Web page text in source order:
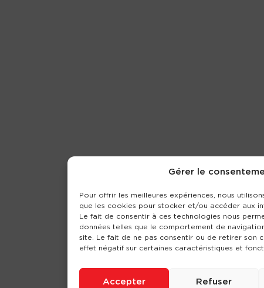
Gérer le
Pour offrir les meilleures expériences, nous
que les cookies pour stocker et/ou accéder aux
Le fait de consentir à ces technologies nous
données telles que le comportement de
site. Le fait de ne pas consentir ou de retirer son
effet négatif sur certaines caractéristiques et
Accepter Refuser